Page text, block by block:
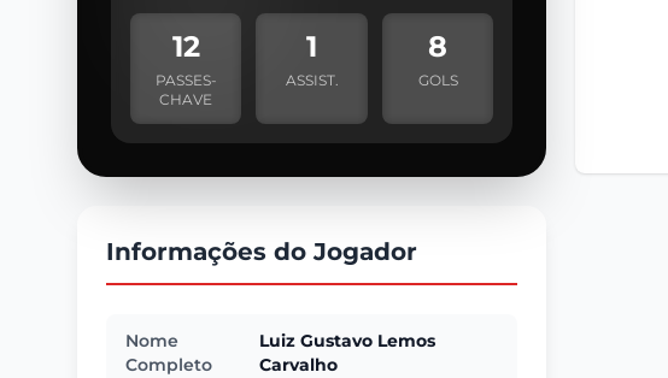
12
PASSES-
CHAVE
1
ASSIST.
8
GOLS
Informações do Jogador
Nome
Completo
Luiz Gustavo Lemos
Carvalho